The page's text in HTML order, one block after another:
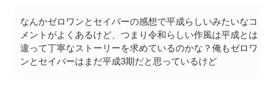
なんかゼロワンとセイバーの感想で平成らしいみたいなコ
メントがよくあるけど、つまり令和らしい作風は平成とは
違って丁寧なストーリーを求めているのかな？俺もゼロワ
ンとセイバーはまだ平成3期だと思っているけど